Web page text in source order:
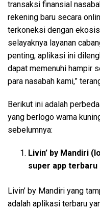
transaksi finansial
rekening baru secara
terkoneksi dengan
selayaknya layanan
penting, aplikasi ini
dapat memenuhi hampir
para nasabah kami,”
Berikut ini adalah
yang berlogo warna
sebelumnya:
Livin’ by Mandiri
super app terbaru
Livin’ by Mandiri yang
adalah aplikasi terbaru